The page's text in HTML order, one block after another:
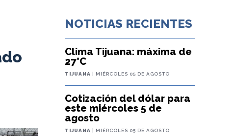
NOTICIAS RECIENTES
Clima Tijuana: máxima de
27°C
TIJUANA | MIÉRCOLES 05 DE AGOSTO
Cotización del dólar para
este miércoles 5 de
agosto
TIJUANA | MIÉRCOLES 05 DE AGOSTO